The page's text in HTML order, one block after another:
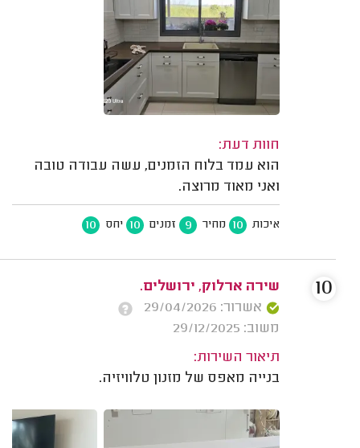
חוות דעת:
הוא עמד בלוח הזמנים, עשה עבודה טובה
ואני מאוד מרוצה.
איכות 10 מחיר 9 זמנים 10 יחס 10
שירה ארלוק, ירושלים.
אשרור: 29/04/2026
משוב: 29/12/2025
תיאור השירות:
בנייה מאפס של מזנון טלוויזיה.
10